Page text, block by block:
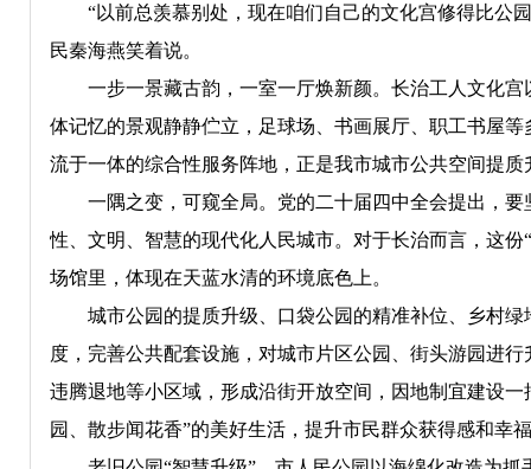
“以前总羡慕别处，现在咱们自己的文化宫修得比公园
民秦海燕笑着说。
一步一景藏古韵，一室一厅焕新颜。长治工人文化宫
体记忆的景观静静伫立，足球场、书画展厅、职工书屋
流于一体的综合性服务阵地，正是我市城市公共空间提质
一隅之变，可窥全局。党的二十届四中全会提出，要
性、文明、智慧的现代化人民城市。对于长治而言，这
场馆里，体现在天蓝水清的环境底色上。
城市公园的提质升级、口袋公园的精准补位、乡村绿
度，完善公共配套设施，对城市片区公园、街头游园进
违腾退地等小区域，形成沿街开放空间，因地制宜建设
园、散步闻花香”的美好生活，提升市民群众获得感和幸